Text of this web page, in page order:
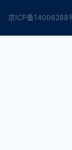
京ICP备14006288